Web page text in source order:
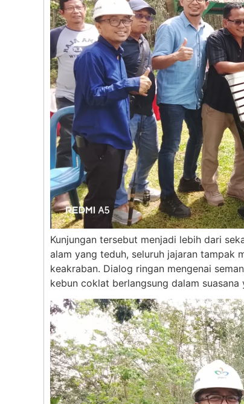
Kunjungan tersebut menjadi lebih dari
alam yang teduh, seluruh jajaran tampak
keakraban. Dialog ringan mengenai
kebun coklat berlangsung dalam suasana